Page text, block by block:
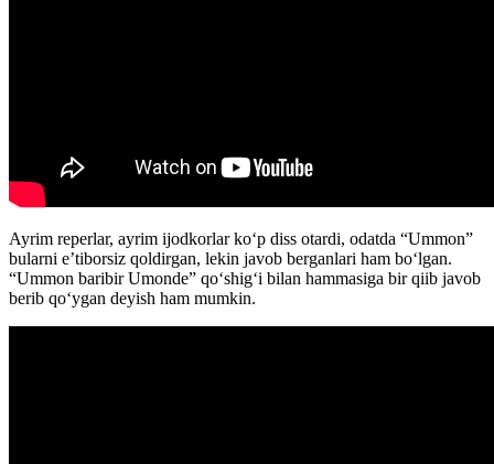
Ayrim reperlar, ayrim ijodkorlar koʻp diss otardi, odatda “Ummon”
bularni e’tiborsiz qoldirgan, lekin javob berganlari ham boʻlgan.
“Ummon baribir Umonde” qoʻshigʻi bilan hammasiga bir qiib javob
berib qoʻygan deyish ham mumkin.